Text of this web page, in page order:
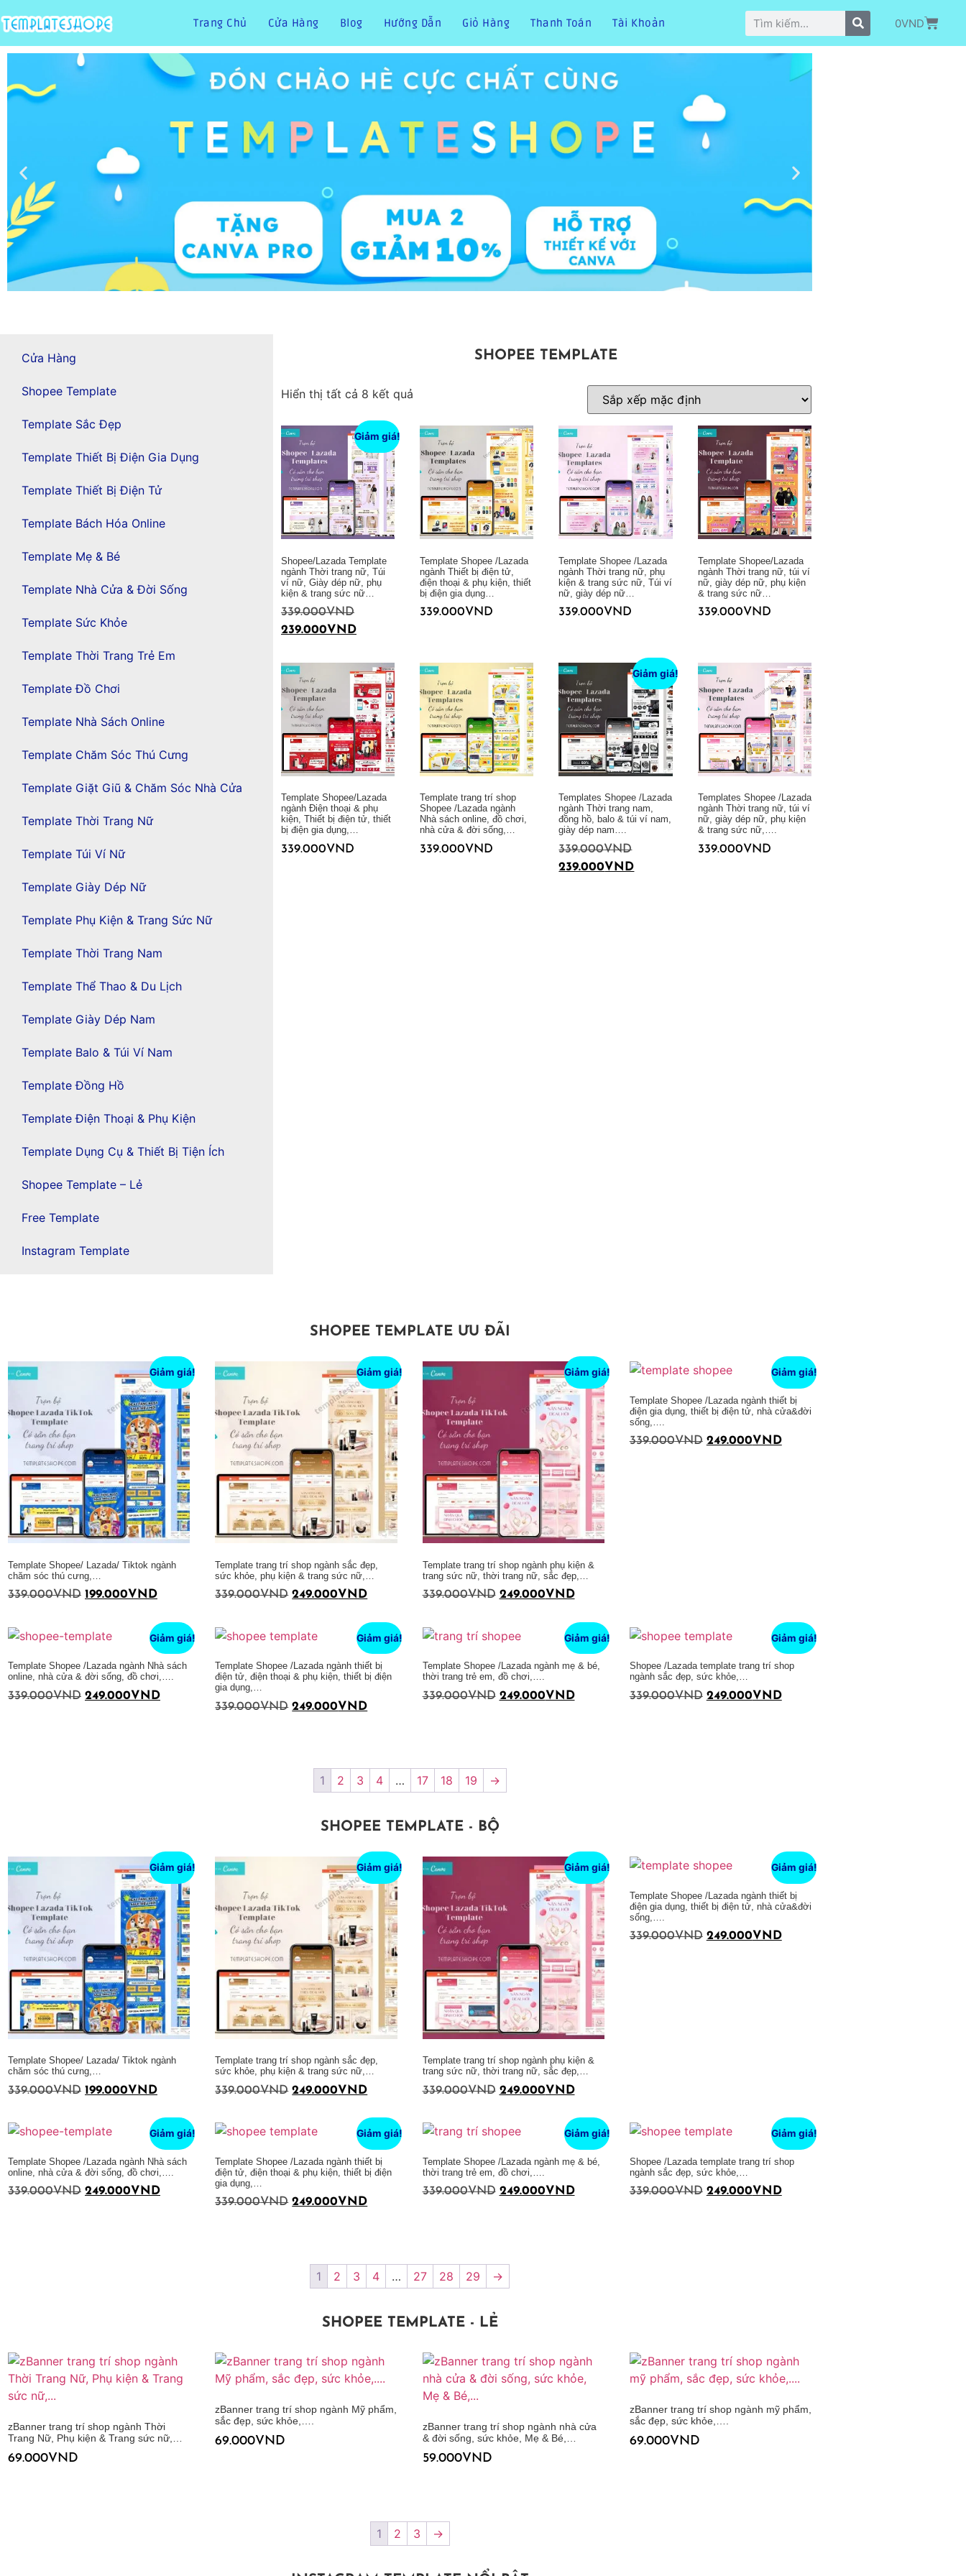
Trang Chủ Cửa Hàng Blog Hướng Dẫn Giỏ Hàng Thanh Toán Tài Khoản 0VND
Cửa Hàng
Shopee Template
Template Sắc Đẹp
Template Thiết Bị Điện Gia Dụng
Template Thiết Bị Điện Tử
Template Bách Hóa Online
Template Mẹ & Bé
Template Nhà Cửa & Đời Sống
Template Sức Khỏe
Template Thời Trang Trẻ Em
Template Đồ Chơi
Template Nhà Sách Online
Template Chăm Sóc Thú Cưng
Template Giặt Giũ & Chăm Sóc Nhà Cửa
Template Thời Trang Nữ
Template Túi Ví Nữ
Template Giày Dép Nữ
Template Phụ Kiện & Trang Sức Nữ
Template Thời Trang Nam
Template Thể Thao & Du Lịch
Template Giày Dép Nam
Template Balo & Túi Ví Nam
Template Đồng Hồ
Template Điện Thoại & Phụ Kiện
Template Dụng Cụ & Thiết Bị Tiện Ích
Shopee Template – Lẻ
Free Template
Instagram Template
SHOPEE TEMPLATE
Hiển thị tất cả 8 kết quả
Giảm giá!
Shopee/Lazada Template
ngành Thời trang nữ, Túi
ví nữ, Giày dép nữ, phụ
kiện & trang sức nữ…
339.000VND
239.000VND
Template Shopee /Lazada
ngành Thiết bị điện tử,
điện thoại & phụ kiện, thiết
bị điện gia dụng…
339.000VND
Template Shopee /Lazada
ngành Thời trang nữ, phụ
kiện & trang sức nữ, Túi ví
nữ, giày dép nữ…
339.000VND
Template Shopee/Lazada
ngành Thời trang nữ, túi ví
nữ, giày dép nữ, phụ kiện
& trang sức nữ…
339.000VND
Template Shopee/Lazada
ngành Điện thoại & phụ
kiện, Thiết bị điện tử, thiết
bị điện gia dụng,…
339.000VND
Template trang trí shop
Shopee /Lazada ngành
Nhà sách online, đồ chơi,
nhà cửa & đời sống,…
339.000VND
Giảm giá!
Templates Shopee /Lazada
ngành Thời trang nam,
đồng hồ, balo & túi ví nam,
giày dép nam….
339.000VND
239.000VND
Templates Shopee /Lazada
ngành Thời trang nữ, túi ví
nữ, giày dép nữ, phụ kiện
& trang sức nữ,….
339.000VND
SHOPEE TEMPLATE ƯU ĐÃI
Giảm giá!
Template Shopee/ Lazada/ Tiktok ngành
chăm sóc thú cưng,…
339.000VND 199.000VND
Giảm giá!
Template trang trí shop ngành sắc đẹp,
sức khỏe, phụ kiện & trang sức nữ,…
339.000VND 249.000VND
Giảm giá!
Template trang trí shop ngành phụ kiện &
trang sức nữ, thời trang nữ, sắc đẹp,…
339.000VND 249.000VND
Giảm giá!
Template Shopee /Lazada ngành thiết bị
điện gia dụng, thiết bị điện tử, nhà cửa&đời
sống,….
339.000VND 249.000VND
Giảm giá!
Template Shopee /Lazada ngành Nhà sách
online, nhà cửa & đời sống, đồ chơi,….
339.000VND 249.000VND
Giảm giá!
Template Shopee /Lazada ngành thiết bị
điện tử, điện thoại & phụ kiện, thiết bị điện
gia dụng,…
339.000VND 249.000VND
Giảm giá!
Template Shopee /Lazada ngành mẹ & bé,
thời trang trẻ em, đồ chơi,….
339.000VND 249.000VND
Giảm giá!
Shopee /Lazada template trang trí shop
ngành sắc đẹp, sức khỏe,…
339.000VND 249.000VND
1 2 3 4 … 17 18 19 →
SHOPEE TEMPLATE - BỘ
Giảm giá!
Template Shopee/ Lazada/ Tiktok ngành
chăm sóc thú cưng,…
339.000VND 199.000VND
Giảm giá!
Template trang trí shop ngành sắc đẹp,
sức khỏe, phụ kiện & trang sức nữ,…
339.000VND 249.000VND
Giảm giá!
Template trang trí shop ngành phụ kiện &
trang sức nữ, thời trang nữ, sắc đẹp,…
339.000VND 249.000VND
Giảm giá!
Template Shopee /Lazada ngành thiết bị
điện gia dụng, thiết bị điện tử, nhà cửa&đời
sống,….
339.000VND 249.000VND
Giảm giá!
Template Shopee /Lazada ngành Nhà sách
online, nhà cửa & đời sống, đồ chơi,….
339.000VND 249.000VND
Giảm giá!
Template Shopee /Lazada ngành thiết bị
điện tử, điện thoại & phụ kiện, thiết bị điện
gia dụng,…
339.000VND 249.000VND
Giảm giá!
Template Shopee /Lazada ngành mẹ & bé,
thời trang trẻ em, đồ chơi,….
339.000VND 249.000VND
Giảm giá!
Shopee /Lazada template trang trí shop
ngành sắc đẹp, sức khỏe,…
339.000VND 249.000VND
1 2 3 4 … 27 28 29 →
SHOPEE TEMPLATE - LẺ
zBanner trang trí shop ngành Thời
Trang Nữ, Phụ kiện & Trang sức nữ,…
69.000VND
zBanner trang trí shop ngành Mỹ phẩm,
sắc đẹp, sức khỏe,….
69.000VND
zBanner trang trí shop ngành nhà cửa
& đời sống, sức khỏe, Mẹ & Bé,…
59.000VND
zBanner trang trí shop ngành mỹ phẩm,
sắc đẹp, sức khỏe,….
69.000VND
1 2 3 →